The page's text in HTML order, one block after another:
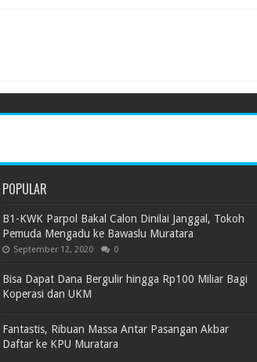
POPULAR
B1-KWK Parpol Bakal Calon Dinilai Janggal, Tokoh
Pemuda Mengadu ke Bawaslu Muratara
September 12, 2020 0
Bisa Dapat Dana Bergulir hingga Rp100 Miliar Bagi
Koperasi dan UKM
Fantastis, Ribuan Massa Antar Pasangan Akbar
Daftar ke KPU Muratara